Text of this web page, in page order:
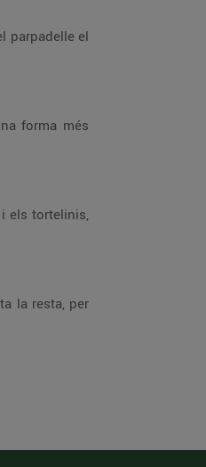
parpadelle el
forma més
els tortelinis,
la resta, per